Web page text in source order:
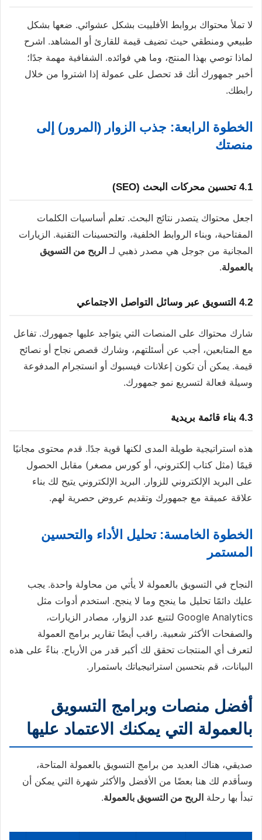
لا تملأ محتواك بروابط الأفلييت بشكل عشوائي. ضعها بشكل
طبيعي ومنطقي حيث تضيف قيمة للقارئ أو المشاهد. اشرح
لماذا توصي بهذا المنتج، وما هي فوائده. الشفافية مهمة جدًا؛
أخبر جمهورك أنك قد تحصل على عمولة إذا اشتروا من خلال
رابطك.
الخطوة الرابعة: جذب الزوار (المرور) إلى
منصتك
4.1 تحسين محركات البحث (SEO)
اجعل محتواك يتصدر نتائج البحث. تعلم أساسيات الكلمات
المفتاحية، وبناء الروابط الخلفية، والتحسينات التقنية. الزيارات
المجانية من جوجل هي مصدر ذهبي لـ الربح من التسويق
بالعمولة.
4.2 التسويق عبر وسائل التواصل الاجتماعي
شارك محتواك على المنصات التي يتواجد عليها جمهورك. تفاعل
مع المتابعين، أجب عن أسئلتهم، وشارك قصص نجاح أو نصائح
قيمة. يمكن أن تكون إعلانات فيسبوك أو انستجرام المدفوعة
وسيلة فعالة لتسريع نمو جمهورك.
4.3 بناء قائمة بريدية
هذه استراتيجية طويلة المدى لكنها قوية جدًا. قدم محتوى مجانيًا
قيمًا (مثل كتاب إلكتروني، أو كورس مصغر) مقابل الحصول
على البريد الإلكتروني للزوار. البريد الإلكتروني يتيح لك بناء
علاقة عميقة مع جمهورك وتقديم عروض حصرية لهم.
الخطوة الخامسة: تحليل الأداء والتحسين
المستمر
النجاح في التسويق بالعمولة لا يأتي من محاولة واحدة. يجب
عليك دائمًا تحليل ما ينجح وما لا ينجح. استخدم أدوات مثل
Google Analytics لتتبع عدد الزوار، مصادر الزيارات،
والصفحات الأكثر شعبية. راقب أيضًا تقارير برامج العمولة
لتعرف أي المنتجات تحقق لك أكبر قدر من الأرباح. بناءً على هذه
البيانات، قم بتحسين استراتيجياتك باستمرار.
أفضل منصات وبرامج التسويق
بالعمولة التي يمكنك الاعتماد عليها
صديقي، هناك العديد من برامج التسويق بالعمولة المتاحة،
وسأقدم لك هنا بعضًا من الأفضل والأكثر شهرة التي يمكن أن
تبدأ بها رحلة الربح من التسويق بالعمولة.